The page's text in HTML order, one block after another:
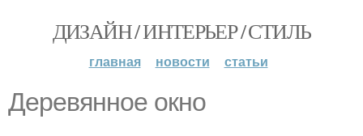
ДИЗАЙН / ИНТЕРЬЕР / СТИЛЬ
главная новости статьи
Деревянное окно